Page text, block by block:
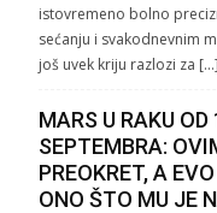
istovremeno bolno
sećanju i svakodnevnim
još uvek kriju razlozi za […]
MARS U RAKU
SEPTEMBRA:
PREOKRET, A
ONO ŠTO MU JE